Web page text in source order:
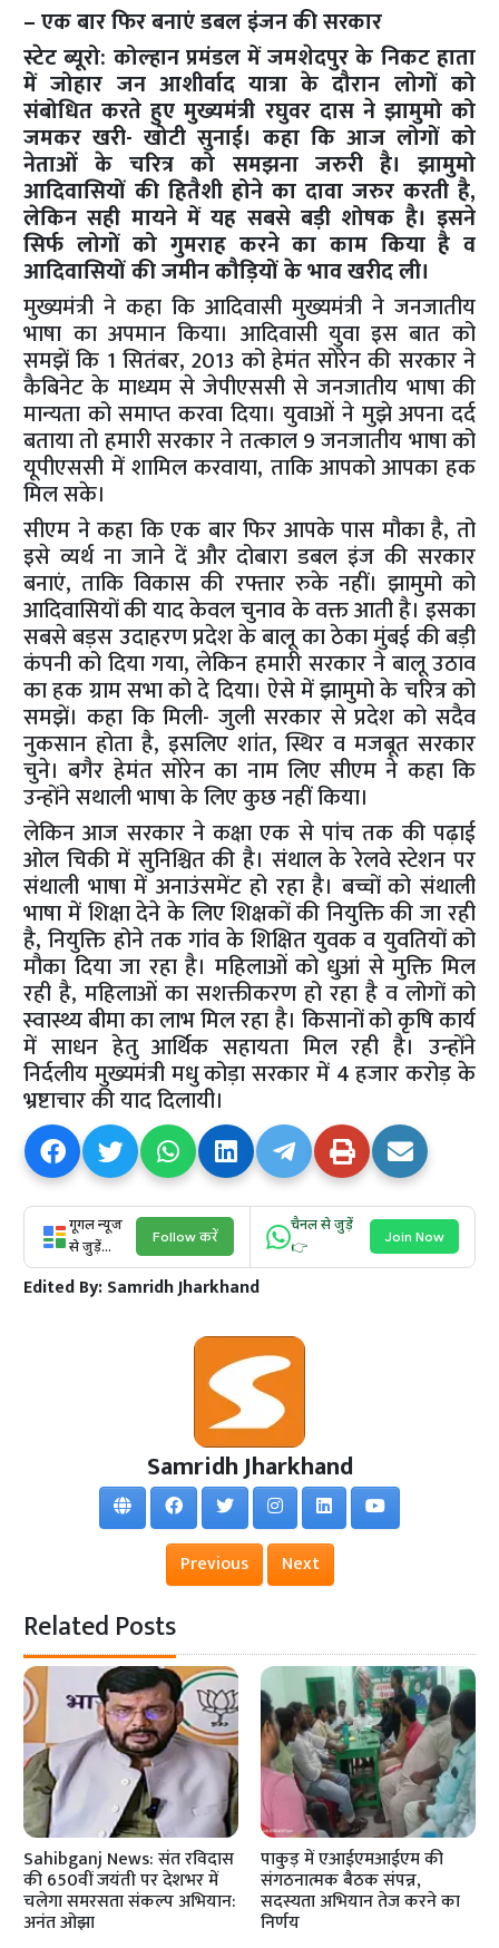
– एक बार फिर बनाएं डबल इंजन की सरकार
स्टेट ब्यूरो: कोल्हान प्रमंडल में जमशेदपुर के निकट हाता
में जोहार जन आशीर्वाद यात्रा के दौरान लोगों को
संबोधित करते हुए मुख्यमंत्री रघुवर दास ने झामुमो को
जमकर खरी- खोटी सुनाई। कहा कि आज लोगों को
नेताओं के चरित्र को समझना जरुरी है। झामुमो
आदिवासियों की हितैशी होने का दावा जरुर करती है,
लेकिन सही मायने में यह सबसे बड़ी शोषक है। इसने
सिर्फ लोगों को गुमराह करने का काम किया है व
आदिवासियों की जमीन कौड़ियों के भाव खरीद ली।
मुख्यमंत्री ने कहा कि आदिवासी मुख्यमंत्री ने जनजातीय
भाषा का अपमान किया। आदिवासी युवा इस बात को
समझें कि 1 सितंबर, 2013 को हेमंत सोरेन की सरकार ने
कैबिनेट के माध्यम से जेपीएससी से जनजातीय भाषा की
मान्यता को समाप्त करवा दिया। युवाओं ने मुझे अपना दर्द
बताया तो हमारी सरकार ने तत्काल 9 जनजातीय भाषा को
यूपीएससी में शामिल करवाया, ताकि आपको आपका हक
मिल सके।
सीएम ने कहा कि एक बार फिर आपके पास मौका है, तो
इसे व्यर्थ ना जाने दें और दोबारा डबल इंज की सरकार
बनाएं, ताकि विकास की रफ्तार रुके नहीं। झामुमो को
आदिवासियों की याद केवल चुनाव के वक्त आती है। इसका
सबसे बड़स उदाहरण प्रदेश के बालू का ठेका मुंबई की बड़ी
कंपनी को दिया गया, लेकिन हमारी सरकार ने बालू उठाव
का हक ग्राम सभा को दे दिया। ऐसे में झामुमो के चरित्र को
समझें। कहा कि मिली- जुली सरकार से प्रदेश को सदैव
नुकसान होता है, इसलिए शांत, स्थिर व मजबूत सरकार
चुने। बगैर हेमंत सोरेन का नाम लिए सीएम ने कहा कि
उन्होंने सथाली भाषा के लिए कुछ नहीं किया।
लेकिन आज सरकार ने कक्षा एक से पांच तक की पढ़ाई
ओल चिकी में सुनिश्चित की है। संथाल के रेलवे स्टेशन पर
संथाली भाषा में अनाउंसमेंट हो रहा है। बच्चों को संथाली
भाषा में शिक्षा देने के लिए शिक्षकों की नियुक्ति की जा रही
है, नियुक्ति होने तक गांव के शिक्षित युवक व युवतियों को
मौका दिया जा रहा है। महिलाओं को धुआं से मुक्ति मिल
रही है, महिलाओं का सशक्तीकरण हो रहा है व लोगों को
स्वास्थ्य बीमा का लाभ मिल रहा है। किसानों को कृषि कार्य
में साधन हेतु आर्थिक सहायता मिल रही है। उन्होंने
निर्दलीय मुख्यमंत्री मधु कोड़ा सरकार में 4 हजार करोड़ के
भ्रष्टाचार की याद दिलायी।
गूगल न्यूज
से जुड़ें...
Follow करें
चैनल से जुड़ें
👉
Join Now
Edited By:Samridh Jharkhand
Samridh Jharkhand
Previous Next
Related Posts
Sahibganj News: संत रविदास
की 650वीं जयंती पर देशभर में
चलेगा समरसता संकल्प अभियान:
अनंत ओझा
पाकुड़ में एआईएमआईएम की
संगठनात्मक बैठक संपन्न,
सदस्यता अभियान तेज करने का
निर्णय